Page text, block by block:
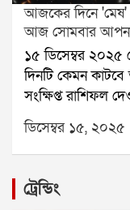
আজকের দিনে 'মেষ'
আজ সোমবার
১৫ ডিসেম্বর ২০২৫ সোমবার, আপনার রাশিচক্র অনুযায়ী
দিনটি কেমন কাটবে
সংক্ষিপ্ত রাশিফল
সুখবর।🐂 বৃষ
(Gemini):
ক্লান্তি বাড়বে।🦁
প্রেমে স্বস্তি।⚖️
(Scorpio): অর্থ
ডিসেম্বর ১৫, ২০২৫
ট্রেন্ডিং